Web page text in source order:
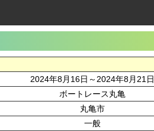
2024年8月16日～2024年8月21日
ボートレース丸亀
丸亀市
一般